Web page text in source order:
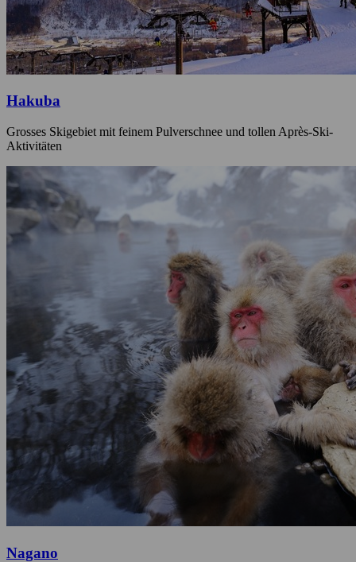
Hakuba
Grosses Skigebiet mit feinem Pulverschnee und tollen Après-Ski-
Aktivitäten
Nagano